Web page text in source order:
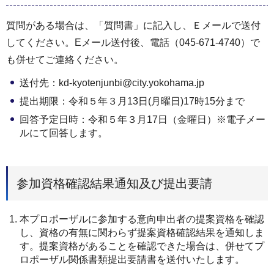
質問がある場合は、「質問書」に記⼊し、Ｅメールで送付
してください。Eメール送付後、電話（045-671-4740）で
も併せてご連絡ください。
送付先：kd-kyotenjunbi@city.yokohama.jp
提出期限：令和５年３⽉13⽇(月曜日)17時15分まで
回答予定日時：令和５年３月17日（金曜日）※電子メー
ルにて回答します。
参加資格確認結果通知及び提出要請
本プロポーザルに参加する意向申出者の提案資格を確認
し、資格の有無に関わらず提案資格確認結果を通知しま
す。提案資格があることを確認できた場合は、併せてプ
ロポーザル関係書類提出要請書を送付いたします。